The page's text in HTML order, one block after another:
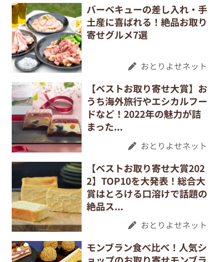
バーベキューの差し入れ・手
土産に喜ばれる！絶品お取り
寄せグルメ7選
おとりよせネット
【ベストお取り寄せ大賞】お
うち海外旅行やエシカルフー
ドなど！2022年の魅力が詰
まった...
おとりよせネット
【ベストお取り寄せ大賞202
2】TOP10を大発表！総合大
賞はとろける口溶けで話題の
絶品ス...
おとりよせネット
モンブラン食べ比べ！人気シ